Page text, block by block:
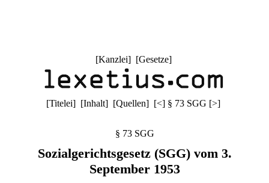
[Kanzlei] [Gesetze]
[Titelei] [Inhalt] [Quellen] [<] § 73 SGG [>]
§ 73 SGG
Sozialgerichtsgesetz (SGG) vom 3.
September 1953